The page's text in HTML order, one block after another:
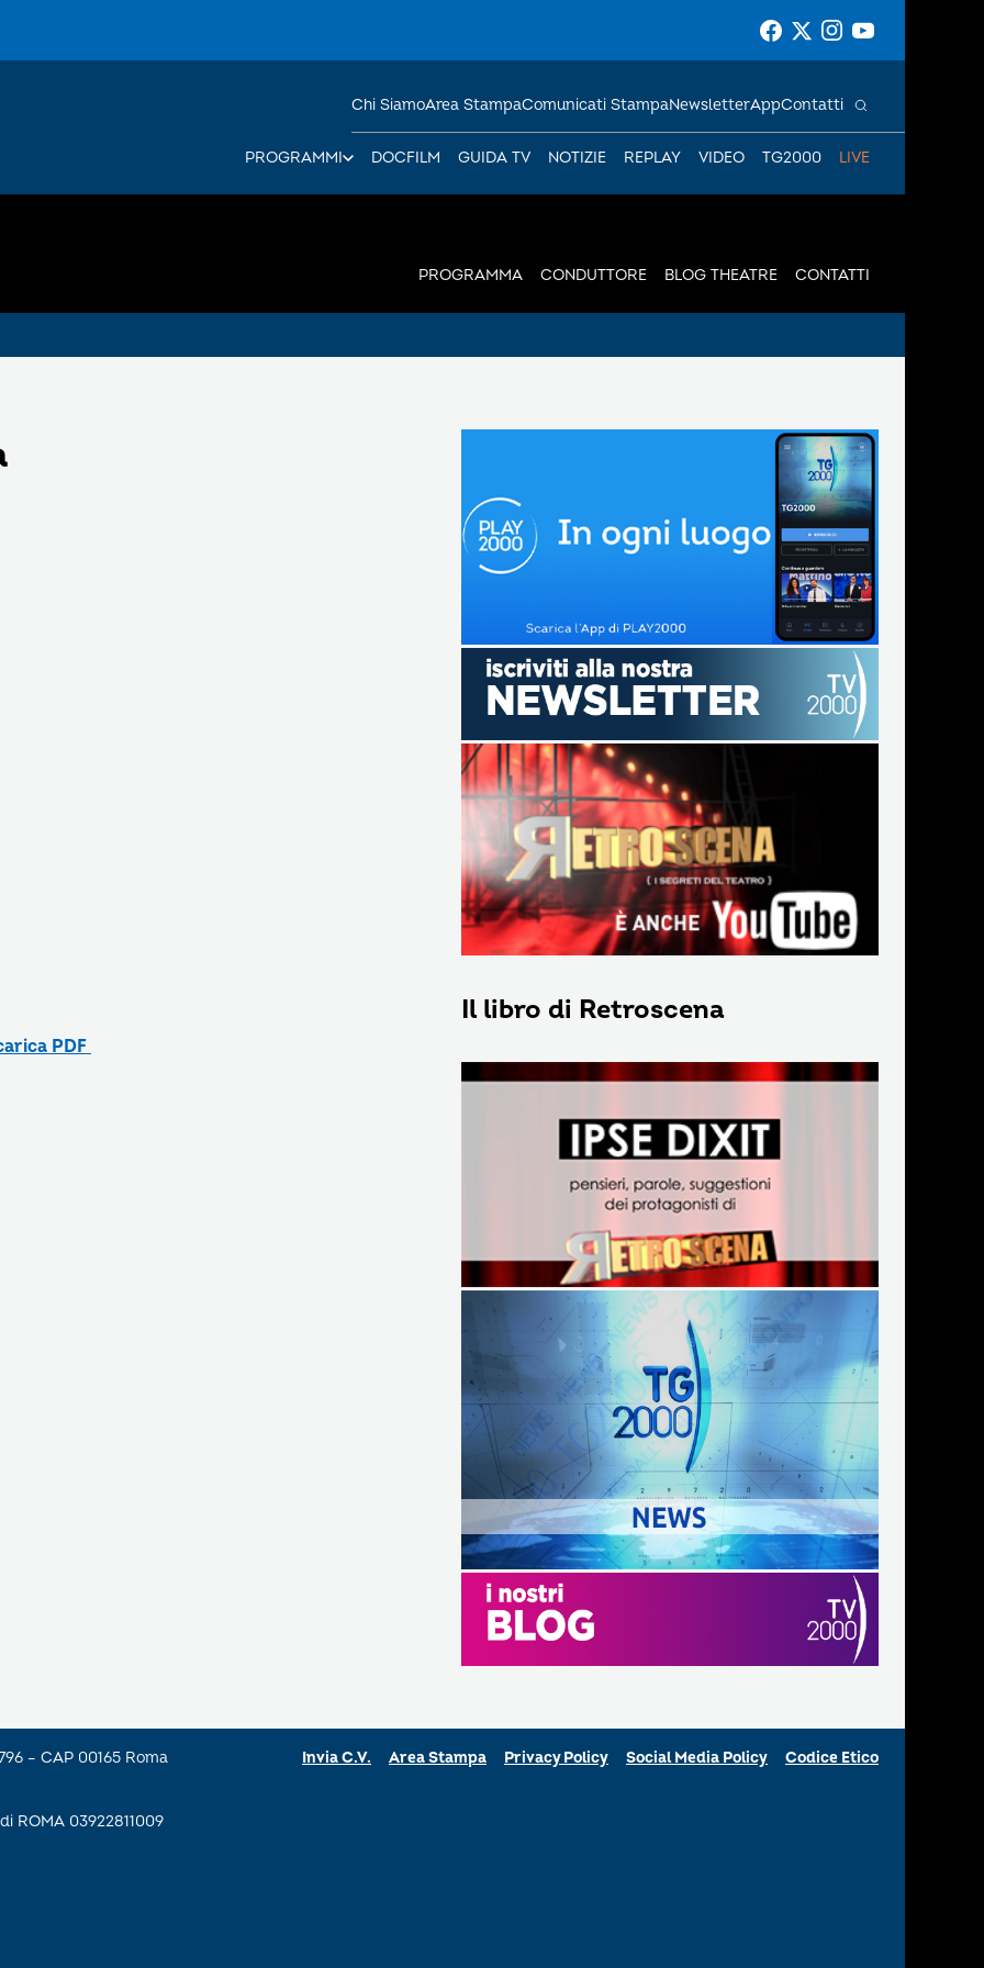
PROGRAMMI DOCFILM GUIDA TV NOTIZIE REPLAY VIDEO TG2000 LIVE
Chi SiamoArea StampaComunicati StampaNewsletterAppContatti
PROGRAMMA CONDUTTORE BLOG THEATRE CONTATTI
PDF
Il libro di Retroscena
– CAP 00165 Roma
ROMA 03922811009
Invia C.V. Area Stampa Privacy Policy Social Media Policy Codice Etico